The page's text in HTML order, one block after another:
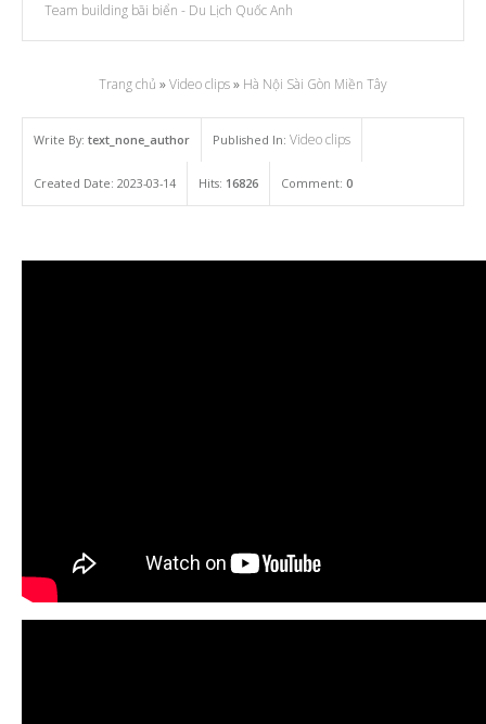
Team building bãi biển - Du Lịch Quốc Anh
Trang chủ »Video clips» Hà Nội Sài Gòn Miền Tây
Write By: text_none_author Published In: Video clips
Created Date: 2023-03-14 Hits: 16826 Comment: 0